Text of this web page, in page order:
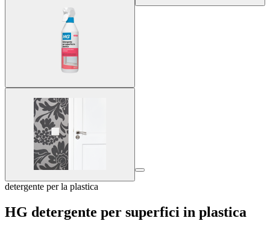
detergente per la plastica
HG detergente per superfici in plastica